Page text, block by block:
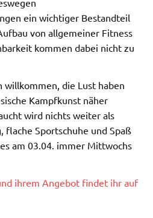
ein wichtiger Bestandteil
von allgemeiner Fitness
kommen dabei nicht zu
willkommen, die Lust haben
Kampfkunst näher
wird nichts weiter als
flache Sportschuhe und Spaß
am 03.04. immer Mittwochs
ihrem Angebot findet ihr auf